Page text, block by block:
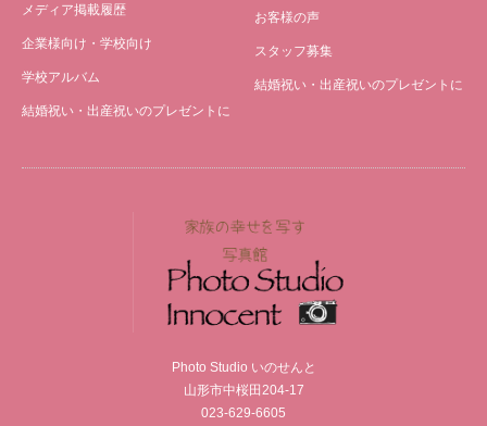
メディア掲載履歴
企業様向け・学校向け
学校アルバム
結婚祝い・出産祝いのプレゼントに
お客様の声
スタッフ募集
結婚祝い・出産祝いのプレゼントに
Photo Studio いのせんと
山形市中桜田204-17
023-629-6605